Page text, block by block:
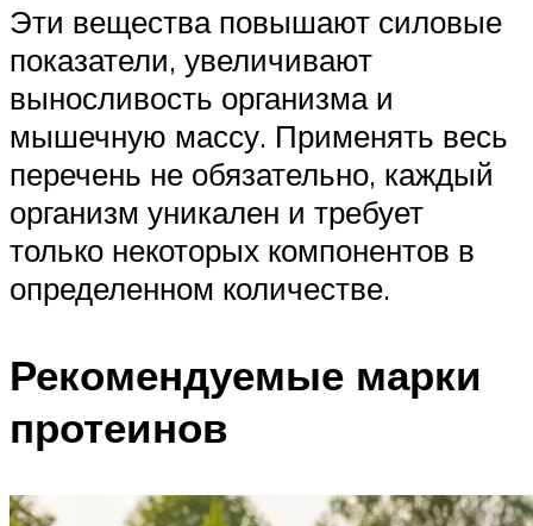
Эти вещества повышают силовые
показатели, увеличивают
выносливость организма и
мышечную массу. Применять весь
перечень не обязательно, каждый
организм уникален и требует
только некоторых компонентов в
определенном количестве.
Рекомендуемые марки
протеинов